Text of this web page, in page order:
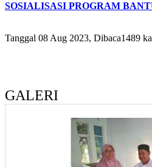
SOSIALISASI PROGRAM
Tanggal 08 Aug 2023, Dibaca1489
GALERI